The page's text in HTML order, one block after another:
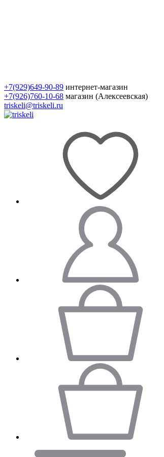
+7(929)649-90-89 интернет-магазин
+7(926)760-10-68 магазин (Алексеевская)
triskeli@triskeli.ru